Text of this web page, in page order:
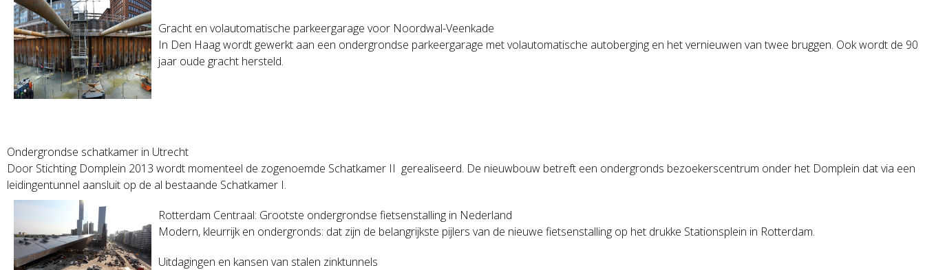
Gracht en volautomatische parkeergarage voor Noordwal-Veenkade
In Den Haag wordt gewerkt aan een ondergrondse parkeergarage met volautomatische autoberging en het vernieuwen van twee bruggen. Ook wordt de 90
jaar oude gracht hersteld.
Ondergrondse schatkamer in Utrecht
Door Stichting Domplein 2013 wordt momenteel de zogenoemde Schatkamer II gerealiseerd. De nieuwbouw betreft een ondergronds bezoekerscentrum onder het Domplein dat via een
leidingentunnel aansluit op de al bestaande Schatkamer I.
Rotterdam Centraal: Grootste ondergrondse fietsenstalling in Nederland
Modern, kleurrijk en ondergronds: dat zijn de belangrijkste pijlers van de nieuwe fietsenstalling op het drukke Stationsplein in Rotterdam.
Uitdagingen en kansen van stalen zinktunnels